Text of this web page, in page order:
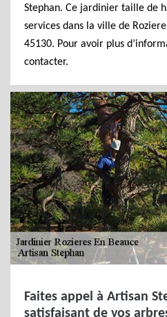
Stephan. Ce jardinier taille de
services dans la ville de
45130. Pour avoir plus
contacter.
Faites appel à Artisan
satisfaisant de vos